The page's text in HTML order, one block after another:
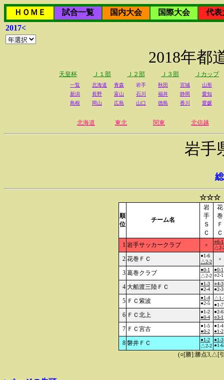
ＨＯＭＥ 試合一覧 国内大会 国際大会
代表
2017<
2018年都
天皇杯 Ｊ１部 Ｊ２部 Ｊ３部 Ｊカップ
一覧 北海道 青森 岩手 秋田 宮城
山形
新潟
長野 富山 石川 福井 静岡
愛知
島根
岡山 広島 山口 徳島 香川 愛媛
北海道 東北 関東 北信越
岩手
☆☆☆
順
位
チーム名
岩
手
Ｓ
Ｃ
花
巻
Ｆ
Ｃ
1 岩手サッカークラブ ×
○6-1
△2-
2 花巻ＦＣ
●1-6
△2-2
×
3 葛巻クラブ
●0-1
△2-2
●0-1
○2-1
4 大船渡三陸ＦＣ
●1-3
●2-4
○4-3
●2-3
5 ＦＣ紫波
●1-4
●2-5
△1-
●1-7
6 ＦＣ北上
●1-2
●0-4
●2-6
○3-1
7 ＦＣ宮古
●1-5
●0-2
●1-4
●1-2
8 磐井ＦＣ
●1-2
△2-2
●1-3
●1-6
(○[勝]:勝点3,△[